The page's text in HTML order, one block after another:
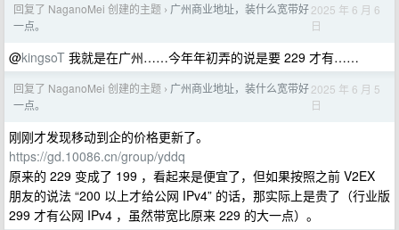
回复了 NaganoMei 创建的主题 › 广州商业地址，装什么宽带好
一点。
2025 年 6 月 6
日
@kingsoT 我就是在广州……今年年初弄的说是要 229 才有……
回复了 NaganoMei 创建的主题 › 广州商业地址，装什么宽带好
一点。
2025 年 6 月 5
日
刚刚才发现移动到企的价格更新了。
https://gd.10086.cn/group/yddq
原来的 229 变成了 199 ，看起来是便宜了，但如果按照之前 V2EX
朋友的说法 “200 以上才给公网 IPv4” 的话，那实际上是贵了（行业版
299 才有公网 IPv4 ，虽然带宽比原来 229 的大一点）。